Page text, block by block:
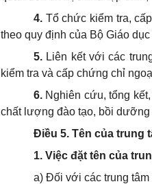
4. Tổ chức kiểm tra,
theo quy định của Bộ Giáo
5. Liên kết với các
kiểm tra và cấp chứng chỉ
6. Nghiên cứu, tổng
chất lượng đào tạo, bồi dưỡng
Điều 5. Tên của trung
1. Việc đặt tên của
a) Đối với các trung